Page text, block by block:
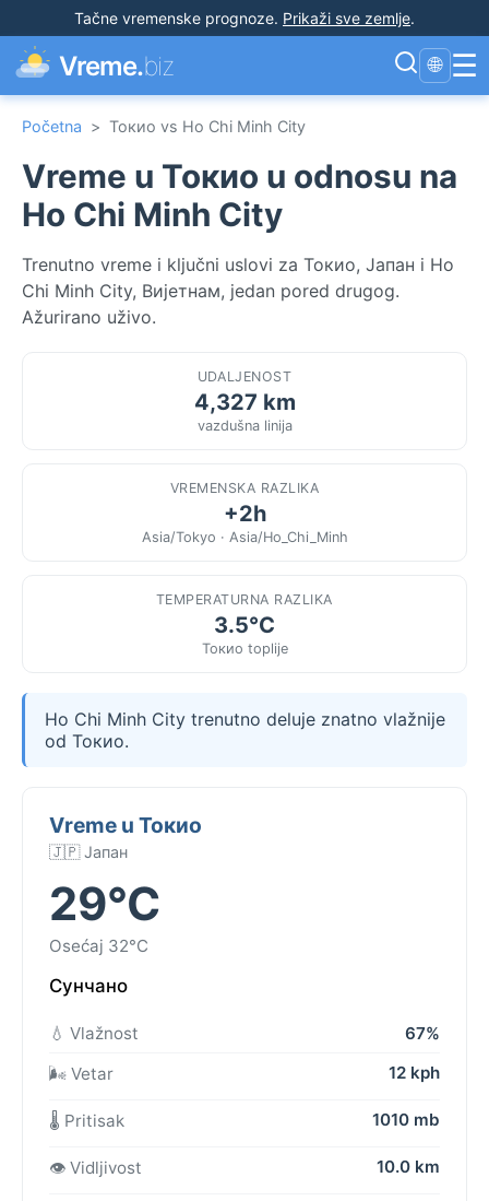
Tačne vremenske prognoze. Prikaži sve zemlje.
Vreme.biz 🌐 ☰
Početna > Токио vs Ho Chi Minh City
Vreme u Токио u odnosu na
Ho Chi Minh City
Trenutno vreme i ključni uslovi za Токио, Јапан i Ho
Chi Minh City, Вијетнам, jedan pored drugog.
Ažurirano uživo.
UDALJENOST
4,327 km
vazdušna linija
VREMENSKA RAZLIKA
+2h
Asia/Tokyo · Asia/Ho_Chi_Minh
TEMPERATURNA RAZLIKA
3.5°C
Токио toplije
Ho Chi Minh City trenutno deluje znatno vlažnije
od Токио.
Vreme u Токио
🇯🇵 Јапан
29°C
Osećaj 32°C
Сунчано
💧 Vlažnost
67%
🌬️ Vetar
12 kph
🌡️ Pritisak 1010 mb
👁️ Vidljivost 10.0 km